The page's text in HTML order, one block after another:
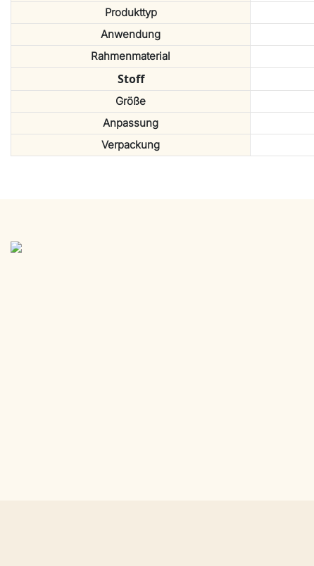
Produkttyp
Anwendung
Rahmenmaterial
Stoff
Größe
Anpassung
Verpackung